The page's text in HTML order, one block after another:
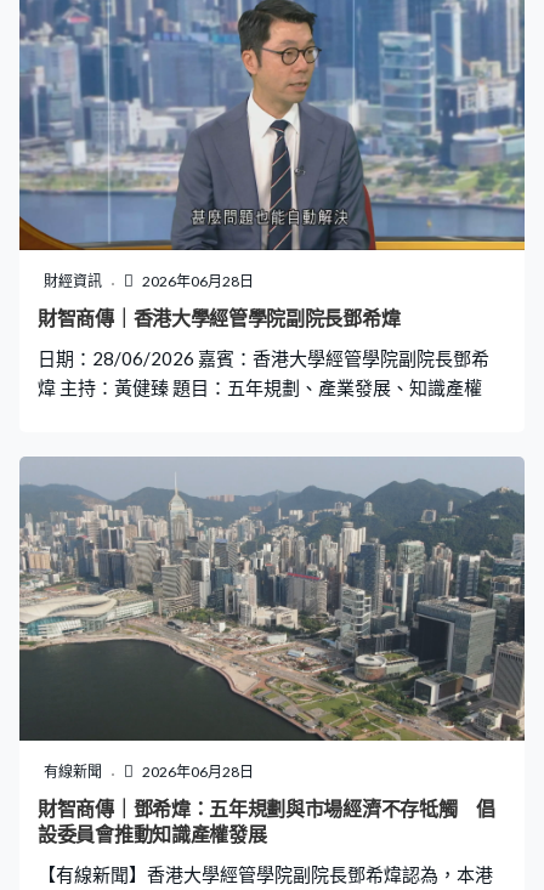
商傳》訪問時指，現行上市規則18C有關特專科技的章節
已接受航天股上市，但相關要求如能進一步放寬，相信有
助增加吸引力，「18C當中提到要有領航資深獨立投資
者，意思是站台、支持估值，但航天科技好專門，對此有
研究的基金或投資者並不多，可以優化的地方包括如何適
度放寬領航資深投資者的要求、範圍。」 展望下半年新股
市道，他認為一旦美國掉頭加息，本港資本市場難免受
壓，「有資金會返回美國認購一些固定收益產品或債券
等，亦會令香港整體流動性有壓力。如果第四季加息一些
巨型新股有機會因為市場估值、市場氣氛有些觀望態度，
亦有機會以時間換空間，即是延遲上市時間。」 本港新股
認購反應過去一個月明顯回歸冷靜，不再動輒出現超購逾
9,000倍、甚至過萬倍的場面，市場注視是否與中證監的行
動有關。歐振興：「我相信不可以將新股
財經資訊 2026年06月28日
財智商傳｜香港大學經管學院副院長鄧希煒
日期：28/06/2026 嘉賓：香港大學經管學院副院長鄧希
煒 主持：黃健臻 題目：五年規劃、產業發展、知識產權
有線新聞 2026年06月28日
財智商傳｜鄧希煒：五年規劃與市場經濟不存牴觸 倡
設委員會推動知識產權發展
【有線新聞】香港大學經管學院副院長鄧希煒認為，本港